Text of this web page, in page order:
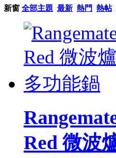
新窗 全部主題 最新 熱門 熱帖
Red 微波